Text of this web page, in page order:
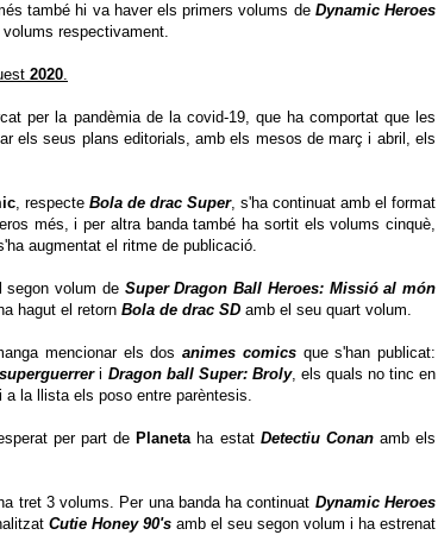
també hi va haver els primers volums de Dynamic Heroes
respectivament.
2020.
per la pandèmia de la covid-19, que ha comportat que les
els seus plans editorials, amb els mesos de març i abril, els
, respecte Bola de drac Super, s'ha continuat amb el format
més, i per altra banda també ha sortit els volums cinquè,
augmentat el ritme de publicació.
segon volum de Super Dragon Ball Heroes: Missió al món
hagut el retorn Bola de drac SD amb el seu quart volum.
mencionar els dosanimes comics que s'han publicat:
i Dragon ball Super: Broly, els quals no tinc en
la llista els poso entre parèntesis.
per part de Planetaha estat Detectiu Conanamb els
tret 3 volums. Per una banda ha continuat Dynamic Heroes
Cutie Honey 90's amb el seu segon volum i ha estrenat